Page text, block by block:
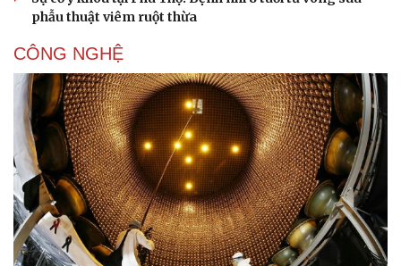
Văn hóa
Sân khấu - Điện ảnh
Văn học
Âm nhạc
Di sản
Giải trí
Nghệ sĩ
Thời trang
Sao Việt
phẫu thuật viêm ruột thừa
CÔNG NGHỆ